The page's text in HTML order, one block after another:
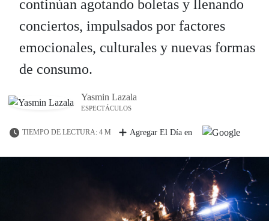
continúan agotando boletas y llenando
conciertos, impulsados por factores
emocionales, culturales y nuevas formas
de consumo.
Yasmin Lazala
ESPECTÁCULOS
TIEMPO DE LECTURA: 4 M Agregar El Día en